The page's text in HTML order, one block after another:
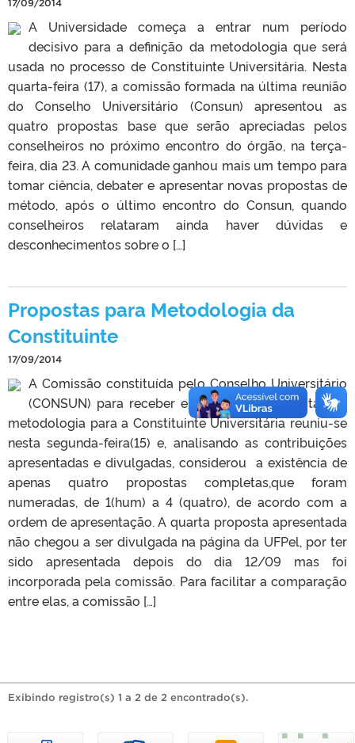
17/09/2014
A Universidade começa a entrar num período
decisivo para a definição da metodologia que será
usada no processo de Constituinte Universitária. Nesta
quarta-feira (17), a comissão formada na última reunião
do Conselho Universitário (Consun) apresentou as
quatro propostas base que serão apreciadas pelos
conselheiros no próximo encontro do órgão, na terça-
feira, dia 23. A comunidade ganhou mais um tempo para
tomar ciência, debater e apresentar novas propostas de
método, após o último encontro do Consun, quando
conselheiros relataram ainda haver dúvidas e
desconhecimentos sobre o […]
Propostas para Metodologia da
Constituinte
17/09/2014
A Comissão constituída pelo Conselho Universitário
(CONSUN) para receber e analisar as propostas de
metodologia para a Constituinte Universitária reuniu-se
nesta segunda-feira(15) e, analisando as contribuições
apresentadas e divulgadas, considerou a existência de
apenas quatro propostas completas,que foram
numeradas, de 1(hum) a 4 (quatro), de acordo com a
ordem de apresentação. A quarta proposta apresentada
não chegou a ser divulgada na página da UFPel, por ter
sido apresentada depois do dia 12/09 mas foi
incorporada pela comissão. Para facilitar a comparação
entre elas, a comissão […]
Exibindo registro(s) 1 a 2 de 2 encontrado(s).